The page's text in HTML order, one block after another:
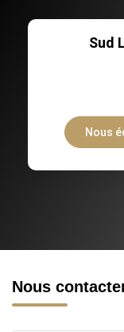
Sud
Nous
Nous